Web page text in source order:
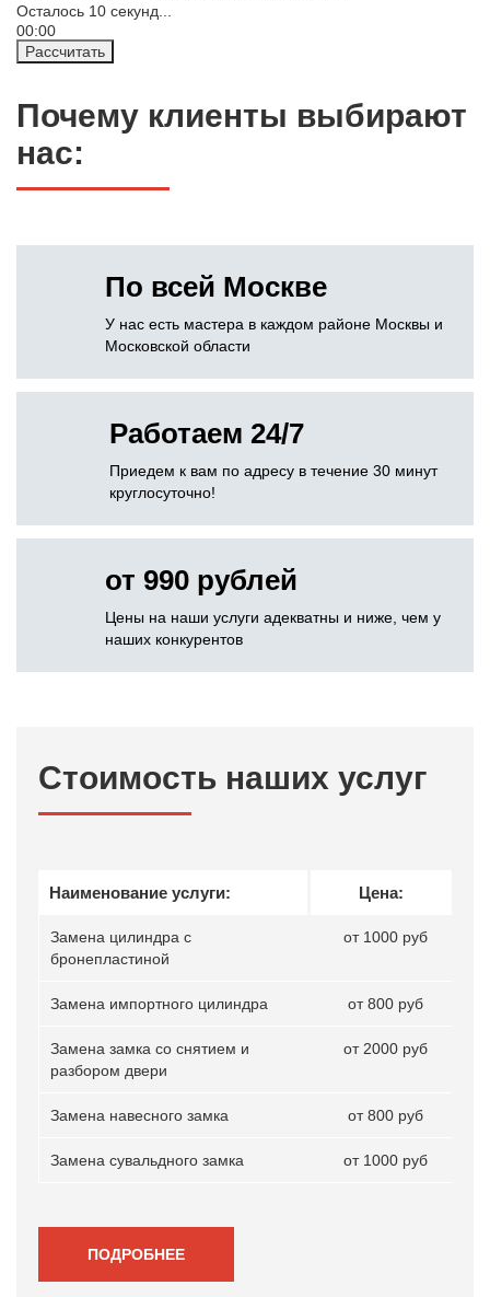
Осталось 10 секунд...
00:00
Рассчитать
Почему клиенты выбирают
нас:
По всей Москве
У нас есть мастера в каждом районе Москвы и
Московской области
Работаем 24/7
Приедем к вам по адресу в течение 30 минут
круглосуточно!
от 990 рублей
Цены на наши услуги адекватны и ниже, чем у
наших конкурентов
Стоимость наших услуг
Наименование услуги: Цена:
Замена цилиндра с
бронепластиной
от 1000 руб
Замена импортного цилиндра от 800 руб
Замена замка со снятием и
разбором двери
от 2000 руб
Замена навесного замка от 800 руб
Замена сувальдного замка от 1000 руб
ПОДРОБНЕЕ